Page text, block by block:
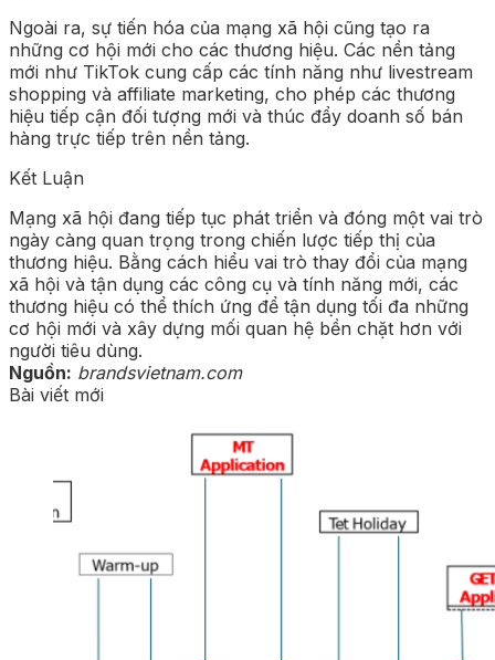
Ngoài ra, sự tiến hóa của mạng xã hội cũng tạo ra
những cơ hội mới cho các thương hiệu. Các nền tảng
mới như TikTok cung cấp các tính năng như livestream
shopping và affiliate marketing, cho phép các thương
hiệu tiếp cận đối tượng mới và thúc đẩy doanh số bán
hàng trực tiếp trên nền tảng.
Kết Luận
Mạng xã hội đang tiếp tục phát triển và đóng một vai trò
ngày càng quan trọng trong chiến lược tiếp thị của
thương hiệu. Bằng cách hiểu vai trò thay đổi của mạng
xã hội và tận dụng các công cụ và tính năng mới, các
thương hiệu có thể thích ứng để tận dụng tối đa những
cơ hội mới và xây dựng mối quan hệ bền chặt hơn với
người tiêu dùng.
Nguồn: brandsvietnam.com
Bài viết mới